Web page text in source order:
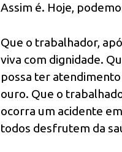
Assim é. Hoje,
Que o trabalhador,
viva com dignidade.
possa ter
ouro. Que o
ocorra um acidente
todos desfrutem da